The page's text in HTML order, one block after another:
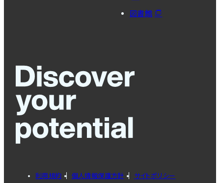
図書館
利用規約 個人情報保護方針 サイトポリシー